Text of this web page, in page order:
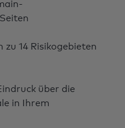
zu 14 Risikogebieten
über die
in Ihrem